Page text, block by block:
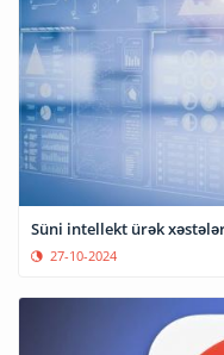
Süni intellekt ürək
27-10-2024